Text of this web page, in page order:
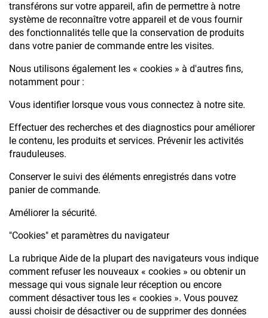
transférons sur votre appareil, afin de permettre à notre
système de reconnaître votre appareil et de vous fournir
des fonctionnalités telle que la conservation de produits
dans votre panier de commande entre les visites.
Nous utilisons également les « cookies » à d'autres fins,
notamment pour :
Vous identifier lorsque vous vous connectez à notre site.
Effectuer des recherches et des diagnostics pour améliorer
le contenu, les produits et services. Prévenir les activités
frauduleuses.
Conserver le suivi des éléments enregistrés dans votre
panier de commande.
Améliorer la sécurité.
"Cookies" et paramètres du navigateur
La rubrique Aide de la plupart des navigateurs vous indique
comment refuser les nouveaux « cookies » ou obtenir un
message qui vous signale leur réception ou encore
comment désactiver tous les « cookies ». Vous pouvez
aussi choisir de désactiver ou de supprimer des données